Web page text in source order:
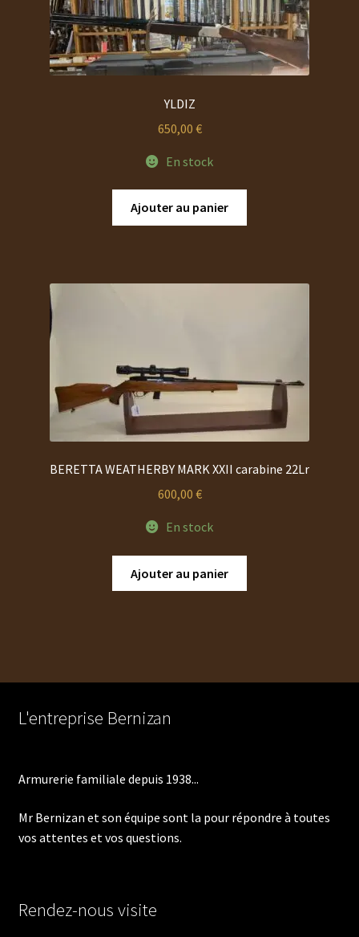
YLDIZ
650,00 €
En stock
Ajouter au panier
BERETTA WEATHERBY MARK XXII carabine 22Lr
600,00 €
En stock
Ajouter au panier
L'entreprise Bernizan
Armurerie familiale depuis 1938...
Mr Bernizan et son équipe sont la pour répondre à toutes
vos attentes et vos questions.
Rendez-nous visite